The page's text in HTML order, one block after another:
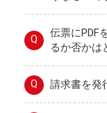
Q
伝票にPDF
るか否かは
Q 請求書を発